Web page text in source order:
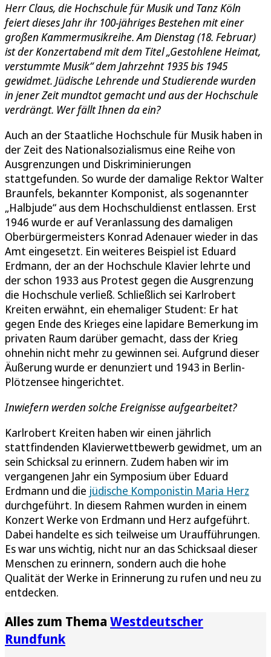
Herr Claus, die Hochschule für Musik und Tanz Köln
feiert dieses Jahr ihr 100-jähriges Bestehen mit einer
großen Kammermusikreihe. Am Dienstag (18. Februar)
ist der Konzertabend mit dem Titel „Gestohlene Heimat,
verstummte Musik“ dem Jahrzehnt 1935 bis 1945
gewidmet. Jüdische Lehrende und Studierende wurden
in jener Zeit mundtot gemacht und aus der Hochschule
verdrängt. Wer fällt Ihnen da ein?
Auch an der Staatliche Hochschule für Musik haben in
der Zeit des Nationalsozialismus eine Reihe von
Ausgrenzungen und Diskriminierungen
stattgefunden. So wurde der damalige Rektor Walter
Braunfels, bekannter Komponist, als sogenannter
„Halbjude“ aus dem Hochschuldienst entlassen. Erst
1946 wurde er auf Veranlassung des damaligen
Oberbürgermeisters Konrad Adenauer wieder in das
Amt eingesetzt. Ein weiteres Beispiel ist Eduard
Erdmann, der an der Hochschule Klavier lehrte und
der schon 1933 aus Protest gegen die Ausgrenzung
die Hochschule verließ. Schließlich sei Karlrobert
Kreiten erwähnt, ein ehemaliger Student: Er hat
gegen Ende des Krieges eine lapidare Bemerkung im
privaten Raum darüber gemacht, dass der Krieg
ohnehin nicht mehr zu gewinnen sei. Aufgrund dieser
Äußerung wurde er denunziert und 1943 in Berlin-
Plötzensee hingerichtet.
Inwiefern werden solche Ereignisse aufgearbeitet?
Karlrobert Kreiten haben wir einen jährlich
stattfindenden Klavierwettbewerb gewidmet, um an
sein Schicksal zu erinnern. Zudem haben wir im
vergangenen Jahr ein Symposium über Eduard
Erdmann und die jüdische Komponistin Maria Herz
durchgeführt. In diesem Rahmen wurden in einem
Konzert Werke von Erdmann und Herz aufgeführt.
Dabei handelte es sich teilweise um Uraufführungen.
Es war uns wichtig, nicht nur an das Schicksaal dieser
Menschen zu erinnern, sondern auch die hohe
Qualität der Werke in Erinnerung zu rufen und neu zu
entdecken.
Alles zum Thema Westdeutscher
Rundfunk